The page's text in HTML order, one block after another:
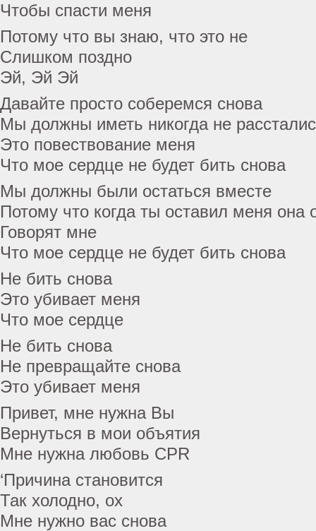
Чтобы спасти меня
Потому что вы знаю, что это не
Слишком поздно
Эй, Эй Эй
Давайте просто соберемся снова
Мы должны иметь никогда не
Это повествование меня
Что мое сердце не будет бить снова
Мы должны были остаться вместе
Потому что когда ты оставил меня она
Говорят мне
Что мое сердце не будет бить снова
Не бить снова
Это убивает меня
Что мое сердце
Не бить снова
Не превращайте снова
Это убивает меня
Привет, мне нужна Вы
Вернуться в мои объятия
Мне нужна любовь CPR
‘Причина становится
Так холодно, ох
Мне нужно вас снова